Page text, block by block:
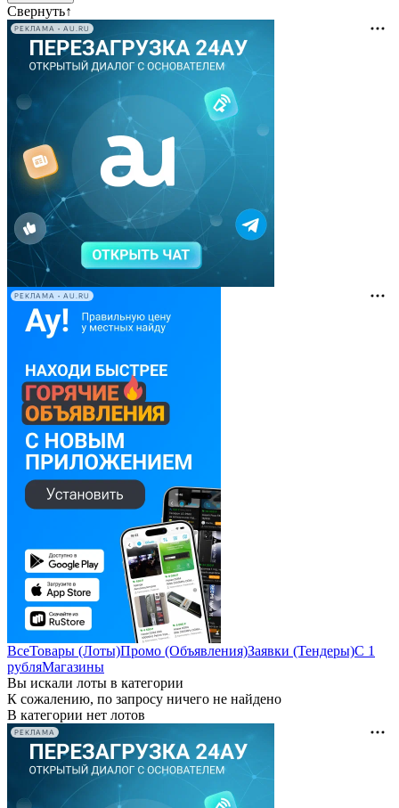
Свернуть↑
РЕКЛАМА • AU.RU
РЕКЛАМА • AU.RU
ВсеТовары (Лоты)Промо (Объявления)Заявки (Тендеры)С 1
рубляМагазины
Вы искали лоты в категории
К сожалению, по запросу ничего не найдено
В категории нет лотов
РЕКЛАМА